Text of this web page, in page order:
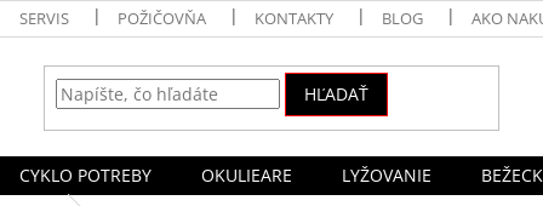
SERVIS POŽIČOVŇA KONTAKTY BLOG AKO
HĽADAŤ
CYKLO POTREBY OKULIEARE LYŽOVANIE